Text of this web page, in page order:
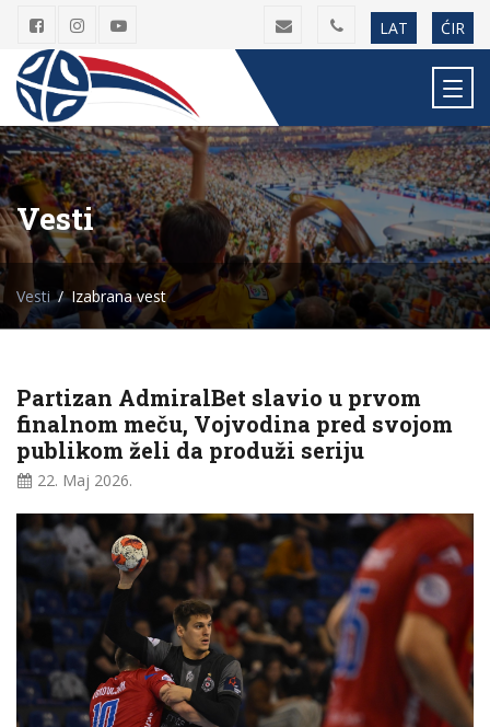
LAT ĆIR
Vesti
Vesti Izabrana vest
Partizan AdmiralBet slavio u prvom
finalnom meču, Vojvodina pred svojom
publikom želi da produži seriju
22. Maj 2026.